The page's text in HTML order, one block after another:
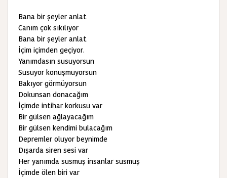
Bana bir şeyler anlat
Canım çok sıkılıyor
Bana bir şeyler anlat
İçim içimden geçiyor.
Yanımdasın susuyorsun
Susuyor konuşmuyorsun
Bakıyor görmüyorsun
Dokunsan donacağım
İçimde intihar korkusu var
Bir gülsen ağlayacağım
Bir gülsen kendimi bulacağım
Depremler oluyor beynimde
Dışarda siren sesi var
Her yanımda susmuş insanlar susmuş
İçimde ölen biri var